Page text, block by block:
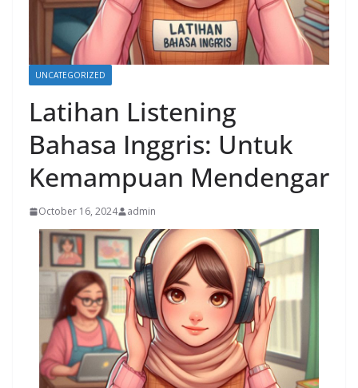
UNCATEGORIZED
Latihan Listening
Bahasa Inggris: Untuk
Kemampuan Mendengar
October 16, 2024 admin